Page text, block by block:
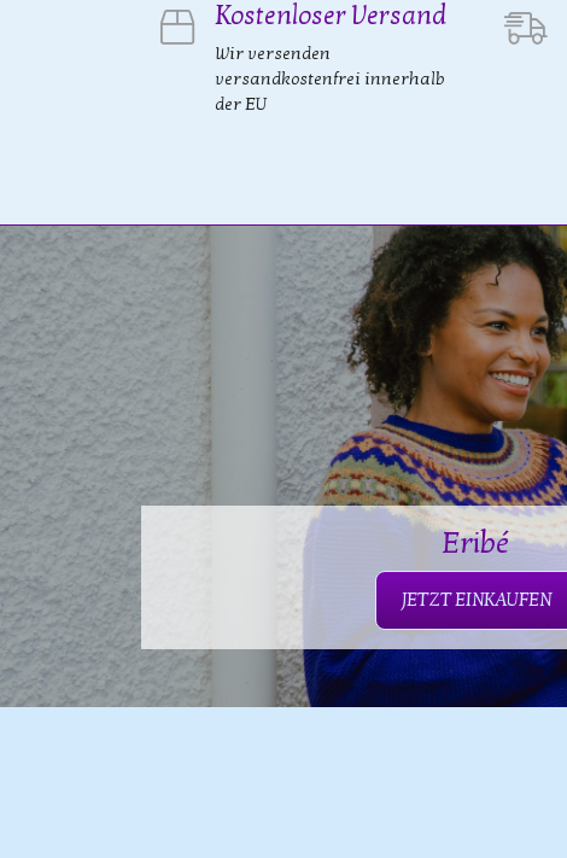
Kostenloser Versand
Wir versenden
versandkostenfrei innerhalb
der EU
Eribé
JETZT EINKAUFEN